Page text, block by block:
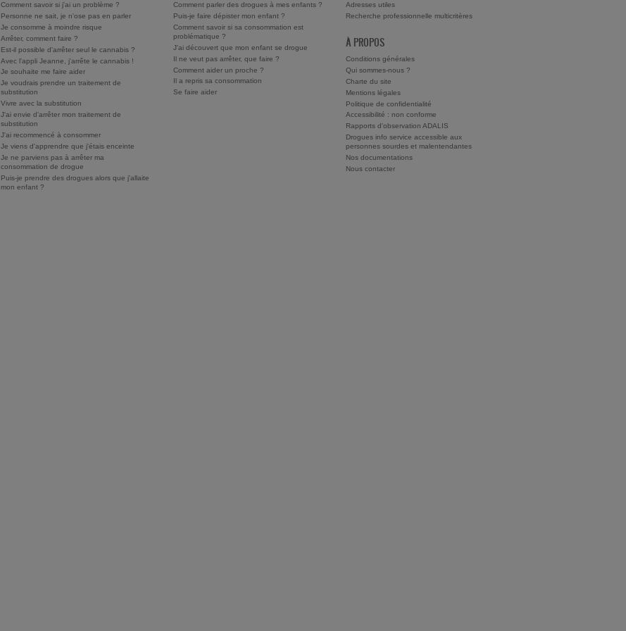
Comment savoir si j'ai un problème ?
Personne ne sait, je n'ose pas en parler
Je consomme à moindre risque
Arrêter, comment faire ?
Est-il possible d'arrêter seul le cannabis ?
Avec l'appli Jeanne, j'arrête le cannabis !
Je souhaite me faire aider
Je voudrais prendre un traitement de
substitution
Vivre avec la substitution
J'ai envie d'arrêter mon traitement de
substitution
J'ai recommencé à consommer
Je viens d'apprendre que j'étais enceinte
Je ne parviens pas à arrêter ma
consommation de drogue
Puis-je prendre des drogues alors que j'allaite
mon enfant ?
Comment parler des drogues à mes enfants ?
Puis-je faire dépister mon enfant ?
Comment savoir si sa consommation est
problématique ?
J'ai découvert que mon enfant se drogue
Il ne veut pas arrêter, que faire ?
Comment aider un proche ?
Il a repris sa consommation
Se faire aider
Adresses utiles
Recherche professionnelle multicritères
À PROPOS
Conditions générales
Qui sommes-nous ?
Charte du site
Mentions légales
Politique de confidentialité
Accessibilité : non conforme
Rapports d'observation ADALIS
Drogues info service accessible aux
personnes sourdes et malentendantes
Nos documentations
Nous contacter